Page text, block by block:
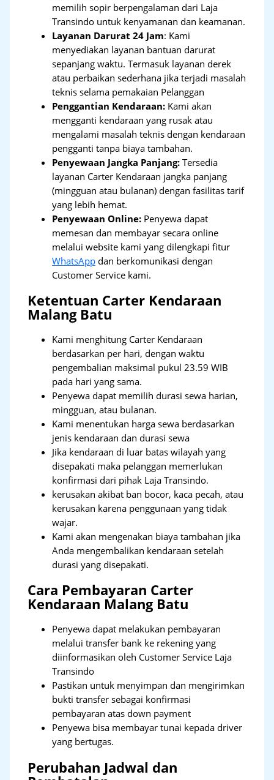
memilih sopir berpengalaman dari Laja
Transindo untuk kenyamanan dan keamanan.
Layanan Darurat 24 Jam: Kami
menyediakan layanan bantuan darurat
sepanjang waktu. Termasuk layanan derek
atau perbaikan sederhana jika terjadi masalah
teknis selama pemakaian Pelanggan
Penggantian Kendaraan: Kami akan
mengganti kendaraan yang rusak atau
mengalami masalah teknis dengan kendaraan
pengganti tanpa biaya tambahan.
Penyewaan Jangka Panjang: Tersedia
layanan Carter Kendaraan jangka panjang
(mingguan atau bulanan) dengan fasilitas tarif
yang lebih hemat.
Penyewaan Online: Penyewa dapat
memesan dan membayar secara online
melalui website kami yang dilengkapi fitur
WhatsApp dan berkomunikasi dengan
Customer Service kami.
Ketentuan Carter Kendaraan
Malang Batu
Kami menghitung Carter Kendaraan
berdasarkan per hari, dengan waktu
pengembalian maksimal pukul 23.59 WIB
pada hari yang sama.
Penyewa dapat memilih durasi sewa harian,
mingguan, atau bulanan.
Kami menentukan harga sewa berdasarkan
jenis kendaraan dan durasi sewa
Jika kendaraan di luar batas wilayah yang
disepakati maka pelanggan memerlukan
konfirmasi dari pihak Laja Transindo.
kerusakan akibat ban bocor, kaca pecah, atau
kerusakan karena penggunaan yang tidak
wajar.
Kami akan mengenakan biaya tambahan jika
Anda mengembalikan kendaraan setelah
durasi yang disepakati.
Cara Pembayaran Carter
Kendaraan Malang Batu
Penyewa dapat melakukan pembayaran
melalui transfer bank ke rekening yang
diinformasikan oleh Customer Service Laja
Transindo
Pastikan untuk menyimpan dan mengirimkan
bukti transfer sebagai konfirmasi
pembayaran atas down payment
Penyewa bisa membayar tunai kepada driver
yang bertugas.
Perubahan Jadwal dan